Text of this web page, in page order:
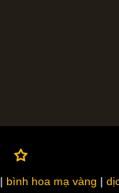
bình hoa mạ vàng